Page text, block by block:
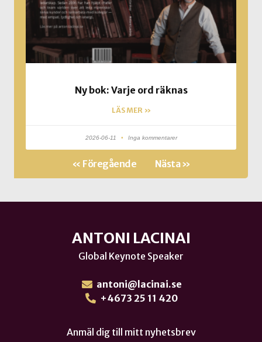
Ny bok: Varje ord räknas
LÄS MER »
2026-06-11 Inga kommentarer
« Föregående Nästa »
ANTONI LACINAI
Global Keynote Speaker
antoni@lacinai.se
+4673 25 11 420
Anmäl dig till mitt nyhetsbrev